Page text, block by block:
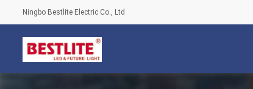
Ningbo Bestlite Electric Co., Ltd